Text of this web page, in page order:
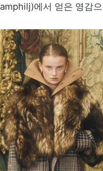
에서 얻은 영감